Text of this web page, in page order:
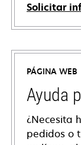
Solicitar
PÁGINA WEB
Ayuda
¿Necesita
pedidos o